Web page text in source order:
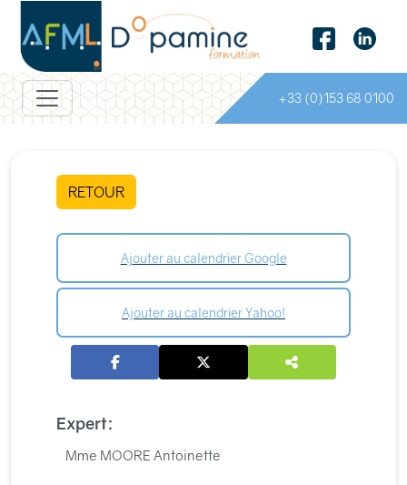
+33 (0)153 68 0100
RETOUR
Ajouter au calendrier Google
Ajouter au calendrier Yahoo!
Expert:
Mme MOORE Antoinette